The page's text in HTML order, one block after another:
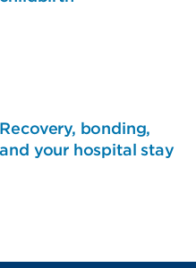
Recovery, bonding,
and your hospital stay